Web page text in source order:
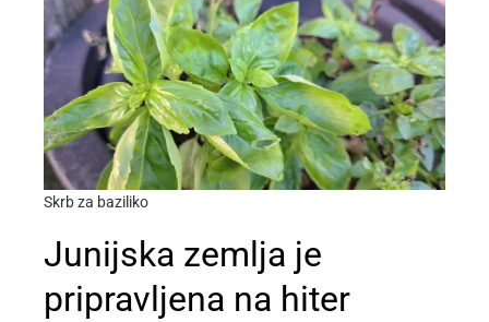
Skrb za baziliko
Junijska zemlja je
pripravljena na hiter